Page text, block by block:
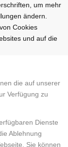
um mehr
ändern.
Cookies
und auf die
die auf unserer
Verfügung zu
Dienste
Ablehnung
Sie können